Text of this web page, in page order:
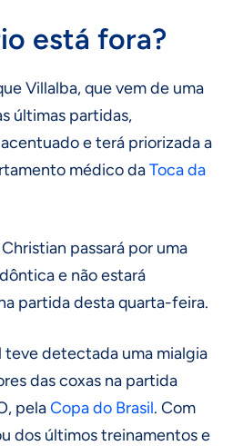
está fora?
Villalba, que vem de uma
últimas partidas,
e terá priorizada a
médico daToca da
passará por uma
e não estará
partida desta quarta-feira.
teve detectada uma mialgia
das coxas na partida
pelaCopa do Brasil. Com
dos últimos treinamentos e